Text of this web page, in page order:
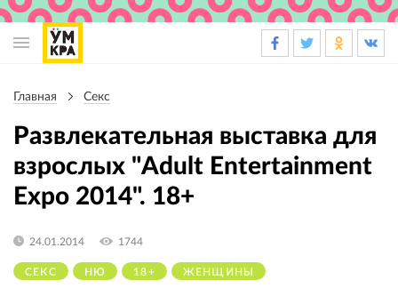
навигации
Главная Секс
Развлекательная выставка для
взрослых "Adult Entertainment
Expo 2014". 18+
СЕКС НЮ 18+ ЖЕНЩИНЫ
24.01.2014 1744